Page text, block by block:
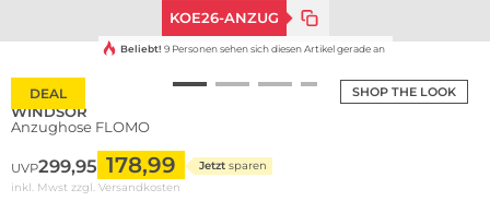
KOE26-ANZUG
SHOP THE LOOK
DEAL
Beliebt! 9 Personen sehen sich diesen Artikel gerade an
WINDSOR
Anzughose FLOMO
UVP299,95 178,99 Jetzt sparen
inkl. Mwst zzgl. Versandkosten